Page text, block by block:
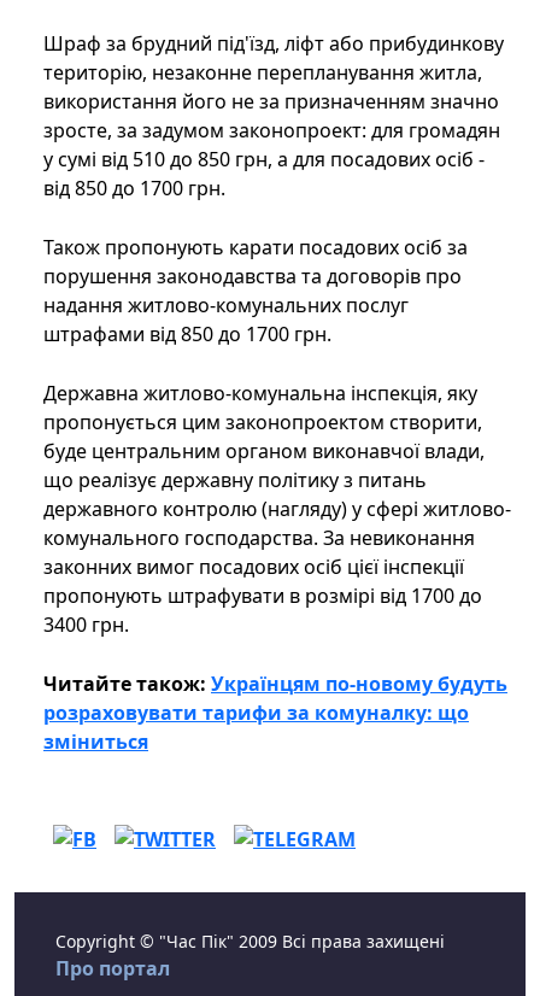
Шраф за брудний під'їзд, ліфт або прибудинкову
територію, незаконне перепланування житла,
використання його не за призначенням значно
зросте, за задумом законопроект: для громадян
у сумі від 510 до 850 грн, а для посадових осіб -
від 850 до 1700 грн.
Також пропонують карати посадових осіб за
порушення законодавства та договорів про
надання житлово-комунальних послуг
штрафами від 850 до 1700 грн.
Державна житлово-комунальна інспекція, яку
пропонується цим законопроектом створити,
буде центральним органом виконавчої влади,
що реалізує державну політику з питань
державного контролю (нагляду) у сфері житлово-
комунального господарства. За невиконання
законних вимог посадових осіб цієї інспекції
пропонують штрафувати в розмірі від 1700 до
3400 грн.
Читайте також: Українцям по-новому будуть
розраховувати тарифи за комуналку: що
зміниться
Copyright © "Час Пік" 2009 Всі права захищені
Про портал